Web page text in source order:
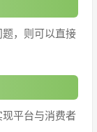
，则可以直接
平台与消费者